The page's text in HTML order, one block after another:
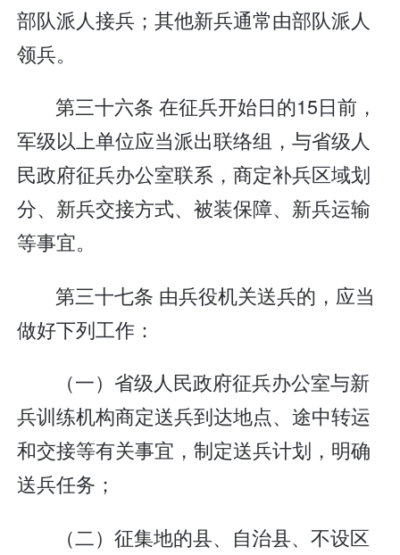
部队派人接兵；其他新兵通常由部队派人
领兵。
第三十六条 在征兵开始日的15日前，
军级以上单位应当派出联络组，与省级人
民政府征兵办公室联系，商定补兵区域划
分、新兵交接方式、被装保障、新兵运输
等事宜。
第三十七条 由兵役机关送兵的，应当
做好下列工作：
（一）省级人民政府征兵办公室与新
兵训练机构商定送兵到达地点、途中转运
和交接等有关事宜，制定送兵计划，明确
送兵任务；
（二）征集地的县、自治县、不设区